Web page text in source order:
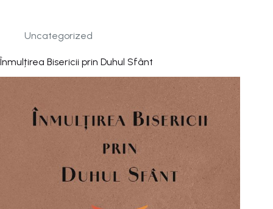
Uncategorized
Înmulțirea Bisericii prin Duhul Sfânt